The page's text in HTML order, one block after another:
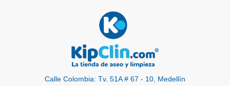
Calle Colombia: Tv. 51A # 67 - 10, Medellín